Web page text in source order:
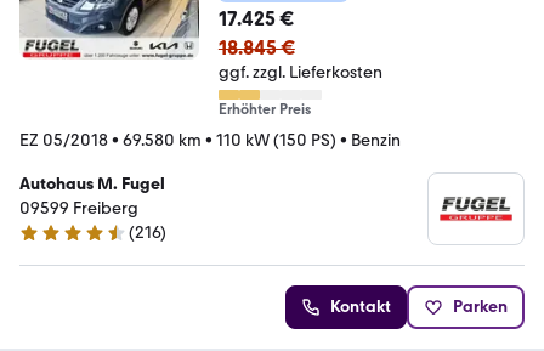
17.425 €
18.845 €
ggf. zzgl. Lieferkosten
Erhöhter Preis
EZ 05/2018• 69.580 km • 110 kW (150 PS) • Benzin
Autohaus M. Fugel
09599 Freiberg
4.4 Sterne
(216)
Kontakt Parken